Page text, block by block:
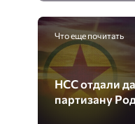
Что еще почитать
НСС отдали
партизану